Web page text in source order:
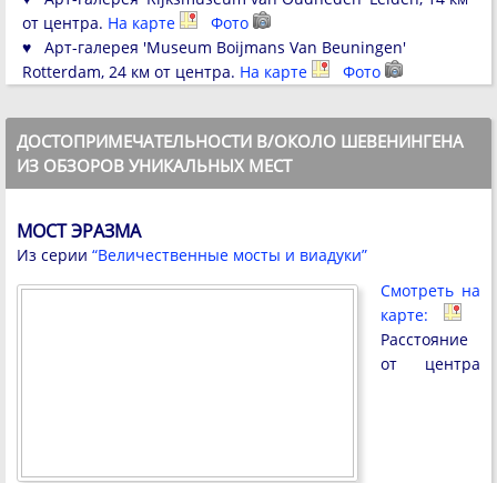
от центра. На карте
Фото
♥ Арт-галерея 'Museum Boijmans Van Beuningen'
Rotterdam, 24 км от центра. На карте Фото
ДОСТОПРИМЕЧАТЕЛЬНОСТИ В/ОКОЛО ШЕВЕНИНГЕНА
ИЗ ОБЗОРОВ УНИКАЛЬНЫХ МЕСТ
МОСТ ЭРАЗМА
Из серии “Величественные мосты и виадуки”
Смотреть на
карте:
Расстояние
от центра